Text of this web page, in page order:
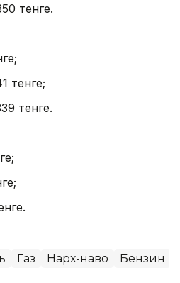
тенге.
тенге;
​​тенге.
Газ Нарх-наво Бензин